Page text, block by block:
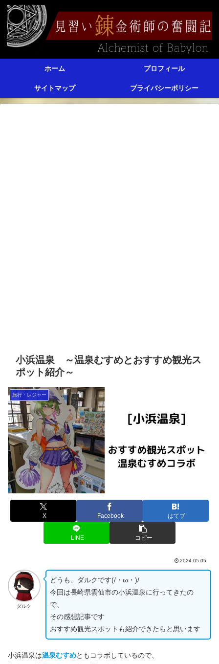
ホーム プロフィール
サイトマップ プライバシーポリシー
小浜温泉 ～温泉むすめとおすすめ観光ス
ポット紹介～
旅行・レジャー
X Facebook はてブ
LINE コピー
2024.05.05
ダルク
どうも、ダルクです(/・ω・)/
今回は長崎県雲仙市の小浜温泉に行ってきたの
で、
その感想記事です
おすすめ観光スポットも紹介できたらと思います
小浜温泉は温泉むすめともコラボしているので、